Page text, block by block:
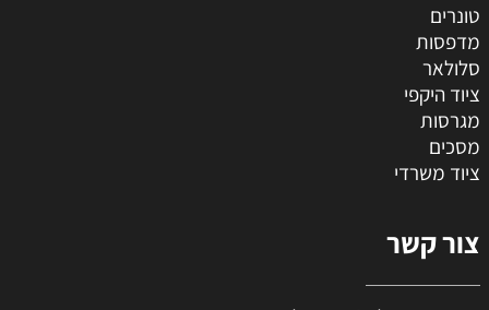
טונרים
מדפסות
סלולאר
ציוד היקפי
מגרסות
מסכים
ציוד משרדי
צור קשר